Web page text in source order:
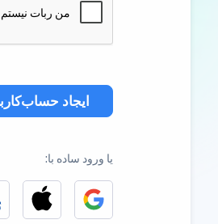
ایجاد
یا ورود ساده با: